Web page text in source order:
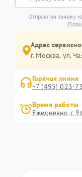
Отправляя заявку
Адрес
г. Москва, ул.
Горячая линия
+7 (495) 023-
Время работы
Ежедневно с